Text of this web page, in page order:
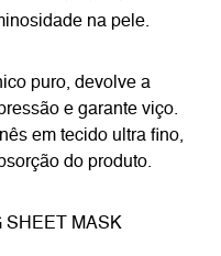
na pele.
puro, devolve a
e garante viço.
em tecido ultra fino,
do produto.
SHEET MASK